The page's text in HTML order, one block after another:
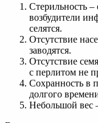
Стерильность
возбудители
селятся.
Отсутствие
заводятся.
Отсутствие
с перлитом не
Сохранность в
долгого
Небольшой вес